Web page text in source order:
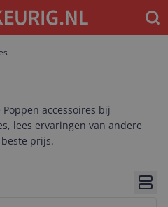
accessoires bij
lees ervaringen van andere
prijs.